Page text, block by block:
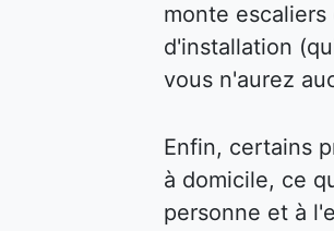
monte
d'installation
vous n'aurez
Enfin, certains
à domicile, ce
personne et à